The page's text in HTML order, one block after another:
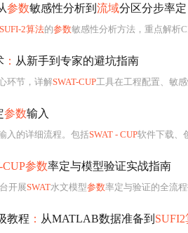
参数敏感性分析到 流域分区分步率定
SUFI-2算法的参数敏感性分析方法，重点解析
： 从新手到专家的避坑指南
环节，详解SWAT-CUP工具在工程配置、敏感性分析
参数输入
入的详细流程。包括SWAT - CUP软件下载、创建工程
CUP参数率定与模型验证实战指南
开展SWAT水文模型参数率定与验证的全流
教程 ： 从MATLAB数据准备到